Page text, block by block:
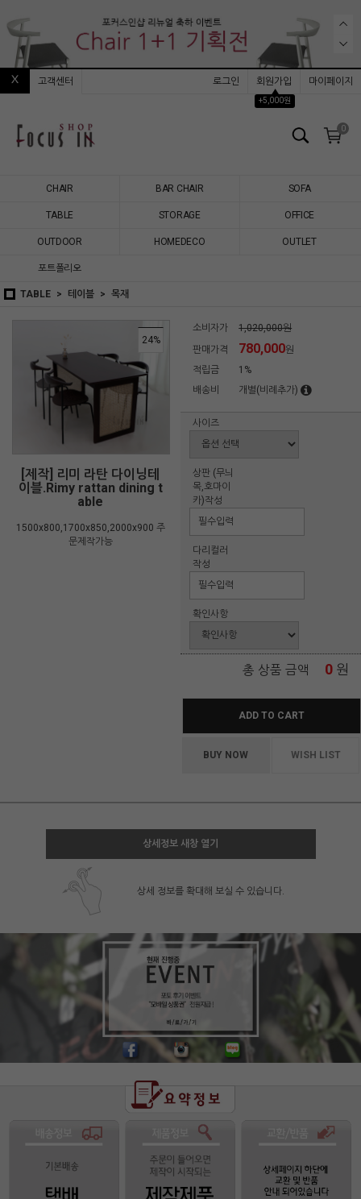
고객센터 로그인
회원가입
▲
+5,000원
마이페이지
0
CHAIR BAR CHAIR SOFA
TABLE STORAGE OFFICE
OUTDOOR HOMEDECO OUTLET
포트폴리오
TABLE 테이블 목재
24%
[제작] 리미 라탄 다이닝테
이블.Rimy rattan dining t
able
1500x800,1700x850,2000x900 주
문제작가능
소비자가
1,020,000원
판매가격
780,000원
적립금
1%
배송비
개별(비례추가)
사이즈
상판 (무늬
목,호마이
카)작성
다리컬러
작성
확인사항
총 상품 금액 0 원
ADD TO CART
BUY NOW WISH LIST
상세정보 새창 열기
상세 정보를 확대해 보실 수 있습니다.